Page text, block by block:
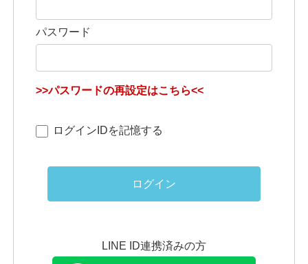
パスワード
>>パスワードの再設定はこちら<<
ログインIDを記憶する
ログイン
LINE ID連携済みの方